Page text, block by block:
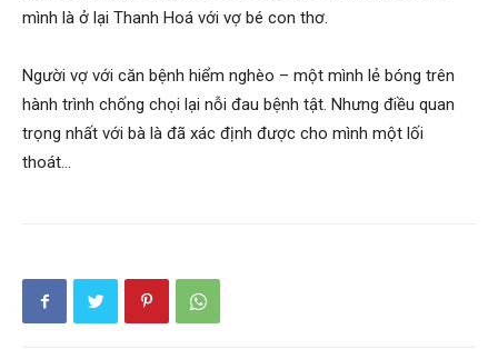
mình là ở lại Thanh Hoá với vợ bé con thơ.
Người vợ với căn bệnh hiểm nghèo – một mình lẻ bóng trên
hành trình chống chọi lại nỗi đau bệnh tật. Nhưng điều quan
trọng nhất với bà là đã xác định được cho mình một lối
thoát…